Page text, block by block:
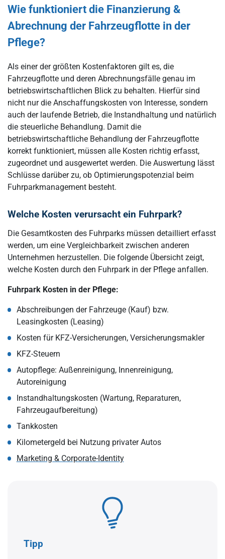
Wie funktioniert die Finanzierung &
Abrechnung der Fahrzeugflotte in der
Pflege?
Als einer der größten Kostenfaktoren gilt es, die
Fahrzeugflotte und deren Abrechnungsfälle genau im
betriebswirtschaftlichen Blick zu behalten. Hierfür sind
nicht nur die Anschaffungskosten von Interesse, sondern
auch der laufende Betrieb, die Instandhaltung und natürlich
die steuerliche Behandlung. Damit die
betriebswirtschaftliche Behandlung der Fahrzeugflotte
korrekt funktioniert, müssen alle Kosten richtig erfasst,
zugeordnet und ausgewertet werden. Die Auswertung lässt
Schlüsse darüber zu, ob Optimierungspotenzial beim
Fuhrparkmanagement besteht.
Welche Kosten verursacht ein Fuhrpark?
Die Gesamtkosten des Fuhrparks müssen detailliert erfasst
werden, um eine Vergleichbarkeit zwischen anderen
Unternehmen herzustellen. Die folgende Übersicht zeigt,
welche Kosten durch den Fuhrpark in der Pflege anfallen.
Fuhrpark Kosten in der Pflege:
Abschreibungen der Fahrzeuge (Kauf) bzw.
Leasingkosten (Leasing)
Kosten für KFZ-Versicherungen, Versicherungsmakler
KFZ-Steuern
Autopflege: Außenreinigung, Innenreinigung,
Autoreinigung
Instandhaltungskosten (Wartung, Reparaturen,
Fahrzeugaufbereitung)
Tankkosten
Kilometergeld bei Nutzung privater Autos
Marketing & Corporate-Identity
Tipp